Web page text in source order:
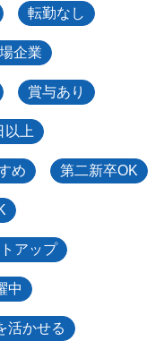
転勤なし
場企業
賞与あり
以上
め 第二新卒OK
アップ
中
活かせる